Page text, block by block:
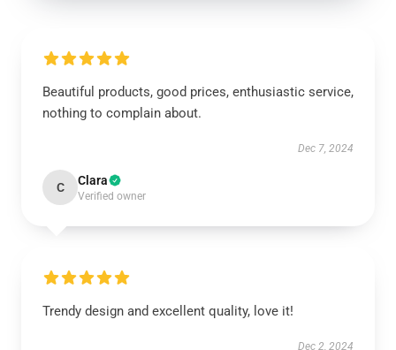
Beautiful products, good prices, enthusiastic service,
nothing to complain about.
Dec 7, 2024
C Clara
Verified owner
Trendy design and excellent quality, love it!
Dec 2, 2024